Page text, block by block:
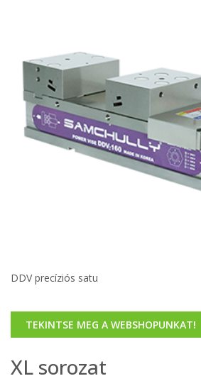
DDV precíziós satu
TEKINTSE MEG A WEBSHOPUNKAT!
XL sorozat